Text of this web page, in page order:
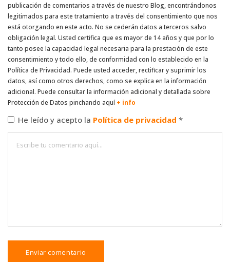
publicación de comentarios a través de nuestro Blog, encontrándonos
legitimados para este tratamiento a través del consentimiento que nos
está otorgando en este acto. No se cederán datos a terceros salvo
obligación legal. Usted certifica que es mayor de 14 años y que por lo
tanto posee la capacidad legal necesaria para la prestación de este
consentimiento y todo ello, de conformidad con lo establecido en la
Política de Privacidad. Puede usted acceder, rectificar y suprimir los
datos, así como otros derechos, como se explica en la información
adicional. Puede consultar la información adicional y detallada sobre
Protección de Datos pinchando aquí + info
He leído y acepto la Política de privacidad *